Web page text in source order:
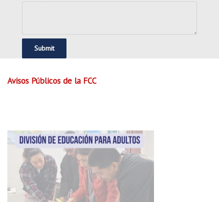
g
E
a
a
m
e
Submit
Avisos Públicos de la FCC